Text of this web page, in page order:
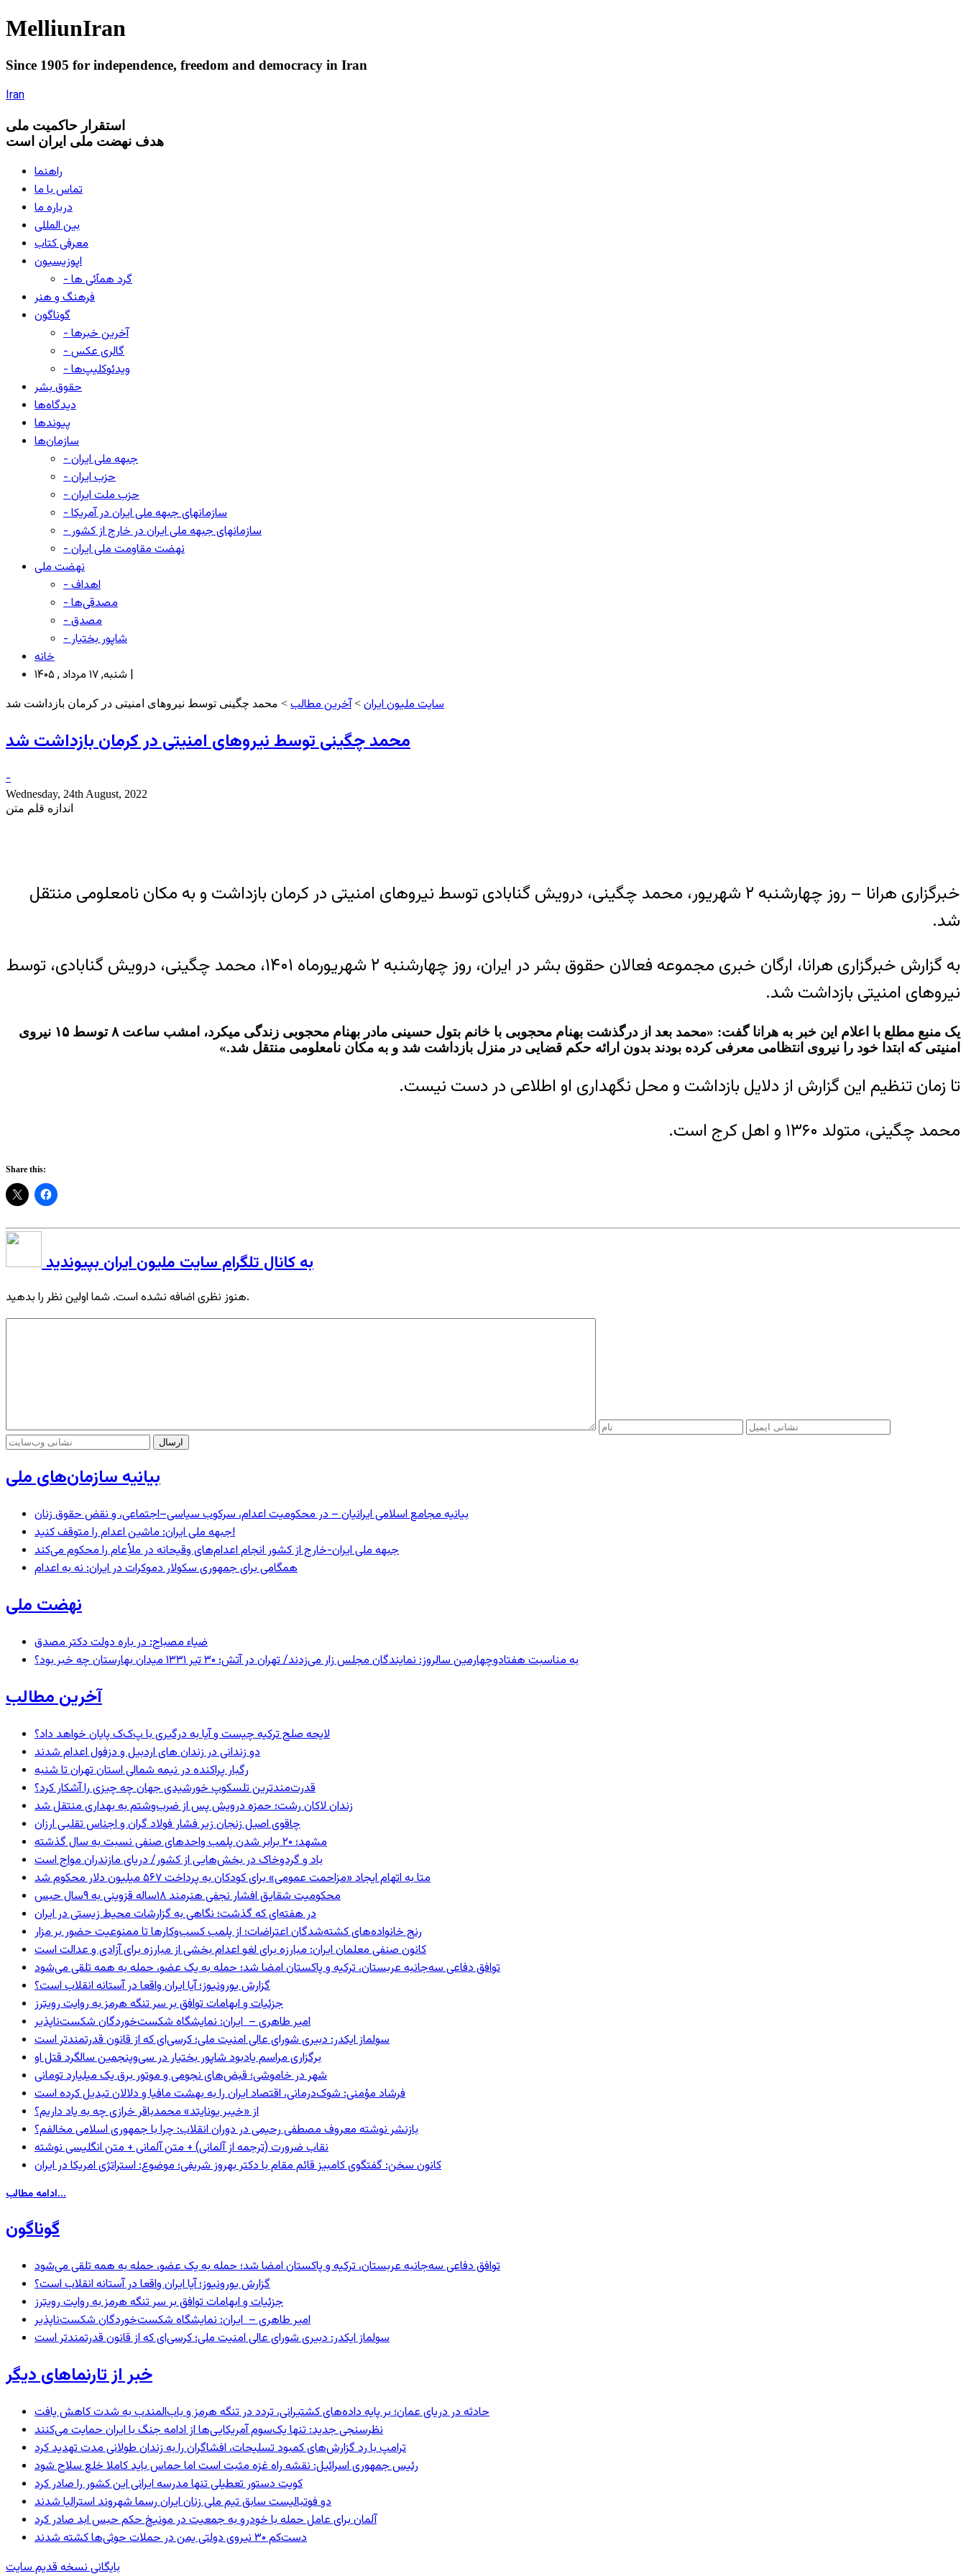
MelliunIran
Since 1905 for independence, freedom and democracy in Iran
Iran
استقرار حاکميت ملی
هدف نهضت ملی ایران است
راهنما
تماس با ما
درباره ما
بین المللی
معرفی کتاب
اپوزیسیون
- گرد همآئی ها
فرهنگ و هنر
گوناگون
- آخرین خبرها
- گالری عکس
- ویدئوکلیپ‌ها
حقوق بشر
دیدگاه‌ها
پیوندها
سازمان‌ها
- جبهه ملی ایران
- حزب ایران
- حزب ملت ایران
- سازمانهای جبهه ملی ایران در آمریکا
- سازمانهای جبهه ملی ایران در خارج از کشور
- نهضت مقاومت ملی ایران
نهضت ملی
- اهداف
- مصدقی‌ها
- مصدق
- شاپور بختیار
خانه
شنبه, ۱۷ مرداد , ۱۴۰۵ |
سایت ملیون ایران >آخرین مطالب > محمد چگینی توسط نیروهای امنیتی در کرمان بازداشت شد
محمد چگینی توسط نیروهای امنیتی در کرمان بازداشت شد
-
Wednesday, 24th August, 2022
اندازه قلم متن
خبرگزاری هرانا – روز چهارشنبه ۲ شهریور، محمد چگینی، درویش گنابادی توسط نیروهای امنیتی در کرمان بازداشت و به مکان نامعلومی منتقل
شد.
به گزارش خبرگزاری هرانا، ارگان خبری مجموعه فعالان حقوق بشر در ایران، روز چهارشنبه ۲ شهریورماه ۱۴۰۱، محمد چگینی، درویش گنابادی، توسط
نیروهای امنیتی بازداشت شد.
یک منبع مطلع با اعلام این خبر به هرانا گفت: «محمد بعد از درگذشت بهنام محجوبی با خانم بتول حسینی مادر بهنام محجوبی زندگی میکرد، امشب ساعت ۸ توسط ۱۵ نیروی
امنیتی که ابتدا خود را نیروی انتظامی معرفی کرده بودند بدون ارائه حکم قضایی در منزل بازداشت شد و به مکان نامعلومی منتقل شد.»
تا زمان تنظیم این گزارش از دلایل بازداشت و محل نگهداری او اطلاعی در دست نیست.
محمد چگینی، متولد ۱۳۶۰ و اهل کرج است.
Share this:
به کانال تلگرام سایت ملیون ایران بپیوندید
هنوز نظری اضافه نشده است. شما اولین نظر را بدهید.
بیانیه سازمان‌های ملی
بیانیه مجامع اسلامی ایرانیان – در محکومیت اعدام، سرکوب سیاسی–اجتماعی، و نقض حقوق زنان
جبهه ملی ایران: ماشین اعدام را متوقف کنید!
جبهه ملی ایران-خارج از کشور انجام اعدام‌های وقیحانه در ملأِعام را محکوم می‌کند
همگامی برای جمهوری سکولار دموکرات در ایران: نه به اعدام
نهضت ملی
ضیاء مصباح: در باره دولت دکتر مصدق
به مناسبت هفتادوچهارمین سالروز: نمایندگان مجلس زار می‌زدند/ تهران در آتش؛ ۳۰ تیر ۱۳۳۱ میدان بهارستان چه خبر بود؟
آخرین مطالب
لایحه صلح ترکیه چیست و آیا به درگیری با پ‌ک‌ک پایان خواهد داد؟
دو زندانی در زندان های اردبیل و دزفول اعدام شدند
رگبار پراکنده در نیمه شمالی استان تهران تا شنبه
قدرت‌مندترین تلسکوپ خورشیدی جهان چه چیزی را آشکار کرد؟
زندان لاکان رشت؛ حمزه درویش پس از ضرب‌وشتم به بهداری منتقل شد
چاقوی اصیل زنجان زیر فشار فولاد گران و اجناس تقلبی ارزان
مشهد؛ ۲۰ برابر شدن پلمب واحدهای صنفی نسبت به سال گذشته
باد و گردوخاک در بخش‌هایی از کشور/ دریای مازندران مواج است
متا به اتهام ایجاد «مزاحمت عمومی» برای کودکان به پرداخت ۵۶۷ میلیون دلار محکوم شد
محکومیت شقایق افشار نجفی هنرمند ۱۸ساله قزوینی به ۹سال حبس
در هفته‌ای که گذشت؛ نگاهی به گزارشات محیط زیستی در ایران
رنج خانواده‌های کشته‌شدگان اعتراضات؛ از پلمب کسب‌وکارها تا ممنوعیت حضور بر مزار
کانون صنفی معلمان ایران: مبارزه برای لغو اعدام بخشی از مبارزه برای آزادی و عدالت است
توافق دفاعی سه‌جانبه عربستان، ترکیه و پاکستان امضا شد؛ حمله به یک عضو، حمله به همه تلقی می‌شود
گزارش یورونیوز؛ آیا ایران واقعا در آستانه انقلاب است؟
جزئیات و ابهامات توافق بر سر تنگه هرمز به روایت رویترز
امیر طاهری – ایران: نمایشگاه شکست‌خوردگان شکست‌ناپذیر
سولماز ایکدر: دبیری شورای عالی امنیت ملی؛ کرسی‌ای که از قانون قدرتمندتر است
برگزاری مراسم یادبود شاپور بختیار در سی‌وپنجمین سالگرد قتل او
شهر در خاموشی؛ قبض‌های نجومی و موتور برق یک میلیارد تومانی
فرشاد مؤمنی: شوک‌درمانی، اقتصاد ایران را به بهشت مافیا و دلالان تبدیل کرده است
از «خیبر یونایتد» محمدباقر خرازی چه به یاد داریم؟
بازنشر نوشته معروف مصطفی رحیمی در دوران انقلاب: چرا با جمهوری اسلامی مخالفم؟
نقاب ضرورت (ترجمه از آلمانی) + متن آلمانی + متن انگلیسی نوشته
کانون سخن: گفتگوی کامبیز قائم مقام با دکتر بهروز شریفی؛ موضوع: استراتژی امریکا در ایران
ادامه مطالب...
گوناگون
توافق دفاعی سه‌جانبه عربستان، ترکیه و پاکستان امضا شد؛ حمله به یک عضو، حمله به همه تلقی می‌شود
گزارش یورونیوز؛ آیا ایران واقعا در آستانه انقلاب است؟
جزئیات و ابهامات توافق بر سر تنگه هرمز به روایت رویترز
امیر طاهری – ایران: نمایشگاه شکست‌خوردگان شکست‌ناپذیر
سولماز ایکدر: دبیری شورای عالی امنیت ملی؛ کرسی‌ای که از قانون قدرتمندتر است
خبر از تارنماهای دیگر
حادثه در دریای عمان؛ بر پایه داده‌های کشتیرانی، تردد در تنگه هرمز و باب‌المندب به شدت کاهش یافت
نظرسنجی جدید: تنها یک‌سوم آمریکایی‌ها از ادامه جنگ با ایران حمایت می‌کنند
ترامپ با رد گزارش‌های کمبود تسلیحات، افشاگران را به زندان طولانی مدت تهدید کرد
رئیس‌ جمهوری اسرائیل: نقشه راه غزه مثبت است اما حماس باید کاملا خلع سلاح شود
کویت دستور تعطیلی تنها مدرسه ایرانی این کشور را صادر کرد
دو فوتبالیست سابق تیم ملی زنان ایران رسما شهروند استرالیا شدند
آلمان برای عامل حمله با خودرو به جمعیت در مونیخ حکم حبس ابد صادر کرد
دست‌کم ۳۰ نیروی دولتی یمن در حملات حوثی‌ها کشته شدند
بایگانی نسخه قدیم سایت